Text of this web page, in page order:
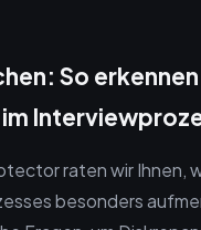
So
raten wir Ihnen,
besonders